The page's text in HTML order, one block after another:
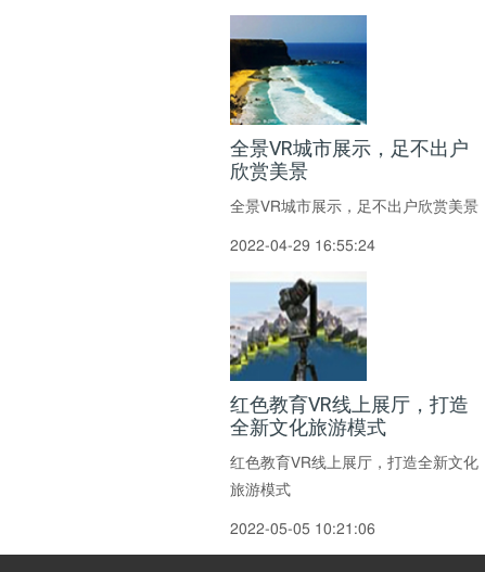
全景VR城市展示，足不出户
欣赏美景
全景VR城市展示，足不出户欣赏美景
2022-04-29 16:55:24
红色教育VR线上展厅，打造
全新文化旅游模式
红色教育VR线上展厅，打造全新文化
旅游模式
2022-05-05 10:21:06